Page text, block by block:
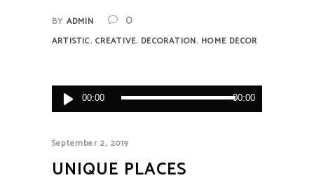
BY ADMIN 0
ARTISTIC, CREATIVE, DECORATION, HOME DECOR
Audio
Player
00:00 00:00
September 2, 2019
UNIQUE PLACES